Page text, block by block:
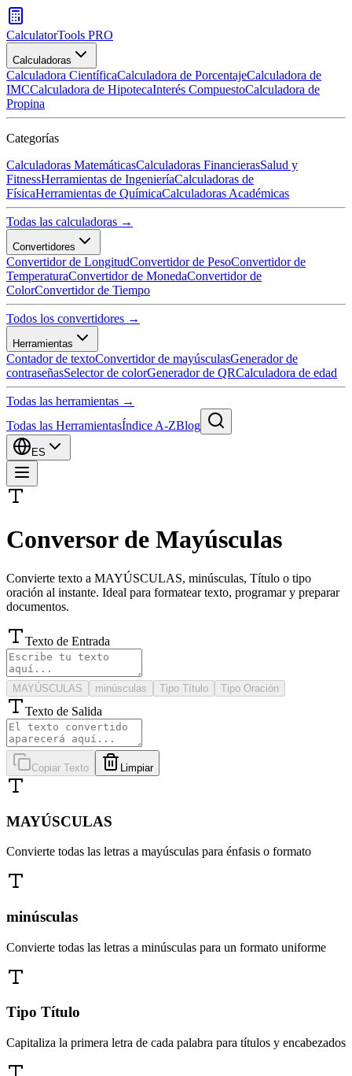
CalculatorTools PRO
Calculadoras
Calculadora CientíficaCalculadora de PorcentajeCalculadora de
IMCCalculadora de HipotecaInterés CompuestoCalculadora de
Propina
Categorías
Calculadoras MatemáticasCalculadoras FinancierasSalud y
FitnessHerramientas de IngenieríaCalculadoras de
FísicaHerramientas de QuímicaCalculadoras Académicas
Todas las calculadoras →
Convertidores
Convertidor de LongitudConvertidor de PesoConvertidor de
TemperaturaConvertidor de MonedaConvertidor de
ColorConvertidor de Tiempo
Todos los convertidores →
Herramientas
Contador de textoConvertidor de mayúsculasGenerador de
contraseñasSelector de colorGenerador de QRCalculadora de edad
Todas las herramientas →
Todas las HerramientasÍndice A-ZBlog
ES
Conversor de Mayúsculas
Convierte texto a MAYÚSCULAS, minúsculas, Título o tipo
oración al instante. Ideal para formatear texto, programar y preparar
documentos.
Texto de Entrada
MAYÚSCULAS minúsculas Tipo Título Tipo Oración
Texto de Salida
Copiar Texto Limpiar
MAYÚSCULAS
Convierte todas las letras a mayúsculas para énfasis o formato
minúsculas
Convierte todas las letras a minúsculas para un formato uniforme
Tipo Título
Capitaliza la primera letra de cada palabra para títulos y encabezados